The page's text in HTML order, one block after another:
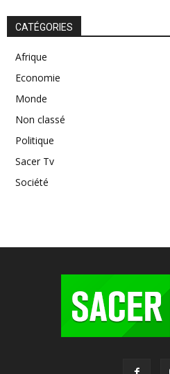
CATÉGORIES
Afrique
Economie
Monde
Non classé
Politique
Sacer Tv
Société